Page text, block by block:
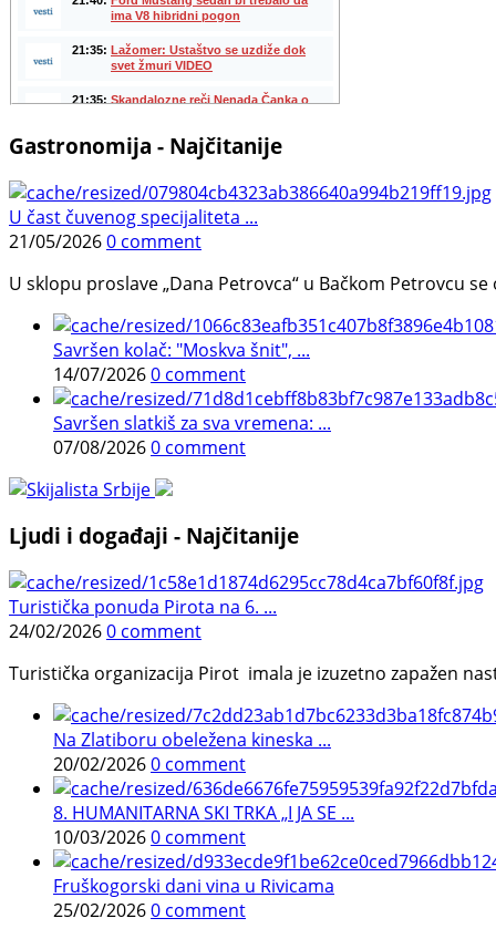
Gastronomija - Najčitanije
U čast čuvenog specijaliteta ...
21/05/20260 comment
U sklopu proslave „Dana Petrovca“ u Bačkom Petrovcu
Savršen kolač: "Moskva šnit", ...
14/07/20260 comment
Savršen slatkiš za sva vremena: ...
07/08/20260 comment
Ljudi i događaji - Najčitanije
Turistička ponuda Pirota na 6. ...
24/02/20260 comment
Turistička organizacija Pirot imala je izuzetno zapažen
Na Zlatiboru obeležena kineska ...
20/02/20260 comment
8. HUMANITARNA SKI TRKA „I JA SE ...
10/03/20260 comment
Fruškogorski dani vina u Rivicama
25/02/20260 comment